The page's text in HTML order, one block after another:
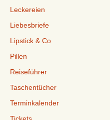
Leckereien
Liebesbriefe
Lipstick & Co
Pillen
Reiseführer
Taschentücher
Terminkalender